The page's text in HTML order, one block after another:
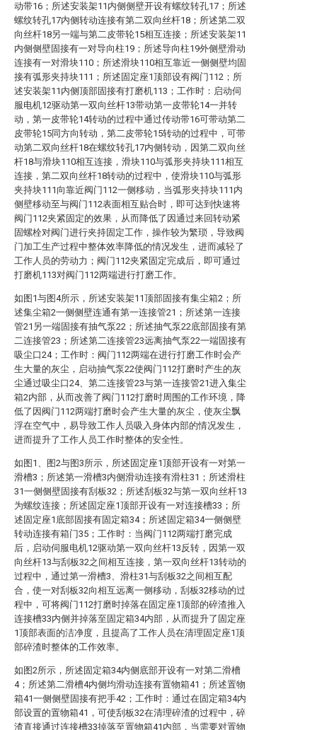
动带16；所述安装架11内侧侧壁开设有螺纹转孔17；所述
螺纹转孔17内侧转动连接有第二双向丝杆18；所述第二双
向丝杆18另一端与第二皮带轮15相互连接；所述安装架11
内侧侧壁固接有一对导向柱19；所述导向柱19外侧壁滑动
连接有一对滑块110；所述滑块110相互靠近一侧侧壁均固
接有弧形夹持块111；所述固定座1顶部设有阀门112；所
述安装架11内侧顶部固接有打磨机113；工作时：启动伺
服电机12驱动第一双向丝杆13带动第一皮带轮14一并转
动，第一皮带轮14转动的过程中通过传动带16可带动第二
皮带轮15同方向转动，第二皮带轮15转动的过程中，可带
动第二双向丝杆18在螺纹转孔17内侧转动，因第二双向丝
杆18与滑块110相互连接，滑块110与弧形夹持块111相互
连接，第二双向丝杆18转动的过程中，使滑块110与弧形
夹持块111向靠近阀门112一侧移动，当弧形夹持块111内
侧壁移动至与阀门112表面相互贴合时，即可达到快速将
阀门112夹紧固定的效果，从而降低了因通过来回转动紧
固螺栓对阀门进行夹持固定工作，操作较为繁琐，导致阀
门加工生产过程中整体效率降低的情况发生，进而减轻了
工作人员的劳动力；阀门112夹紧固定完成后，即可通过
打磨机113对阀门112两端进行打磨工作。
如图1与图4所示，所述安装架11顶部固接有集尘箱2；所
述集尘箱2一侧侧壁连通有第一连接管21；所述第一连接
管21另一端固接有抽气泵22；所述抽气泵22底部固接有第
二连接管23；所述第二连接管23远离抽气泵22一端固接有
吸尘口24；工作时：阀门112两端在进行打磨工作时会产
生大量的灰尘，启动抽气泵22使阀门112打磨时产生的灰
尘通过吸尘口24、第二连接管23与第一连接管21进入集尘
箱2内部，从而改善了阀门112打磨时周围的工作环境，降
低了因阀门112两端打磨时会产生大量的灰尘，使灰尘飘
浮在空气中，易导致工作人员吸入身体内部的情况发生，
进而提升了工作人员工作时整体的安全性。
如图1、图2与图3所示，所述固定座1顶部开设有一对第一
滑槽3；所述第一滑槽3内侧滑动连接有滑柱31；所述滑柱
31一侧侧壁固接有刮板32；所述刮板32与第一双向丝杆13
为螺纹连接；所述固定座1顶部开设有一对连接槽33；所
述固定座1底部固接有固定箱34；所述固定箱34一侧侧壁
转动连接有箱门35；工作时：当阀门112两端打磨完成
后，启动伺服电机12驱动第一双向丝杆13反转，因第一双
向丝杆13与刮板32之间相互连接，第一双向丝杆13转动的
过程中，通过第一滑槽3、滑柱31与刮板32之间相互配
合，使一对刮板32向相互远离一侧移动，刮板32移动的过
程中，可将阀门112打磨时掉落在固定座1顶部的碎渣推入
连接槽33内侧并掉落至固定箱34内部，从而提升了固定座
1顶部表面的洁净度，且提高了工作人员在清理固定座1顶
部碎渣时整体的工作效率。
如图2所示，所述固定箱34内侧底部开设有一对第二滑槽
4；所述第二滑槽4内侧均滑动连接有置物箱41；所述置物
箱41一侧侧壁固接有把手42；工作时：通过在固定箱34内
部设置的置物箱41，可使刮板32在清理碎渣的过程中，碎
渣直接通过连接槽33掉落至置物箱41内部，当需要对置物